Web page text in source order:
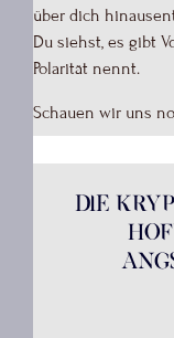
über dich
Du siehst, es gibt
Polarität nennt.
Schauen wir uns
Die